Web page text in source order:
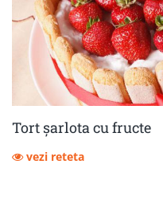
Tort șarlota cu fructe
vezi reteta